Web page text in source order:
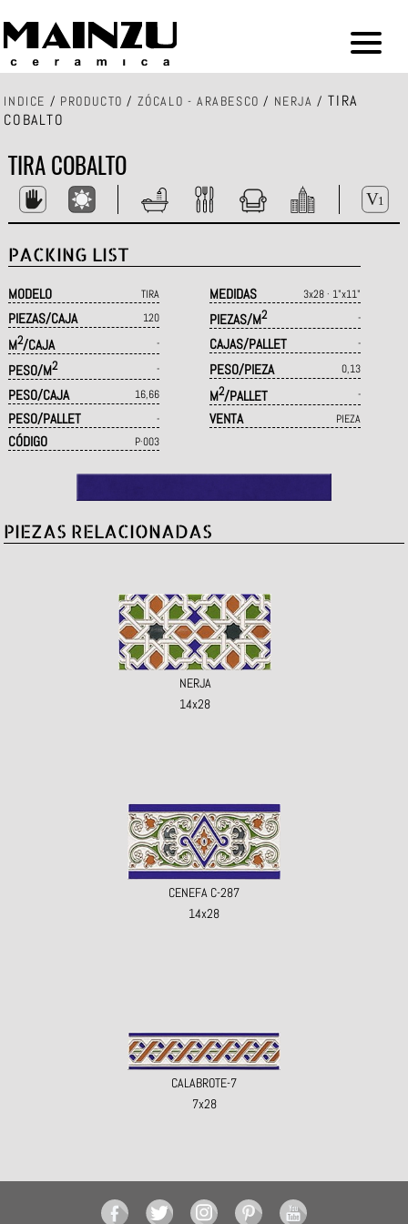
INDICE / PRODUCTO / ZÓCALO - ARABESCO / NERJA / TIRA
COBALTO
TIRA COBALTO
PACKING LIST
MODELO TIRA MEDIDAS 3x28 · 1"x11"
PIEZAS/CAJA 120 PIEZAS/M2 -
M2/CAJA - CAJAS/PALLET -
PESO/M2 - PESO/PIEZA 0,13
PESO/CAJA 16,66 M2/PALLET -
PESO/PALLET - VENTA PIEZA
CÓDIGO P·003
PIEZAS RELACIONADAS
NERJA
14x28
CENEFA C-287
14x28
CALABROTE-7
7x28